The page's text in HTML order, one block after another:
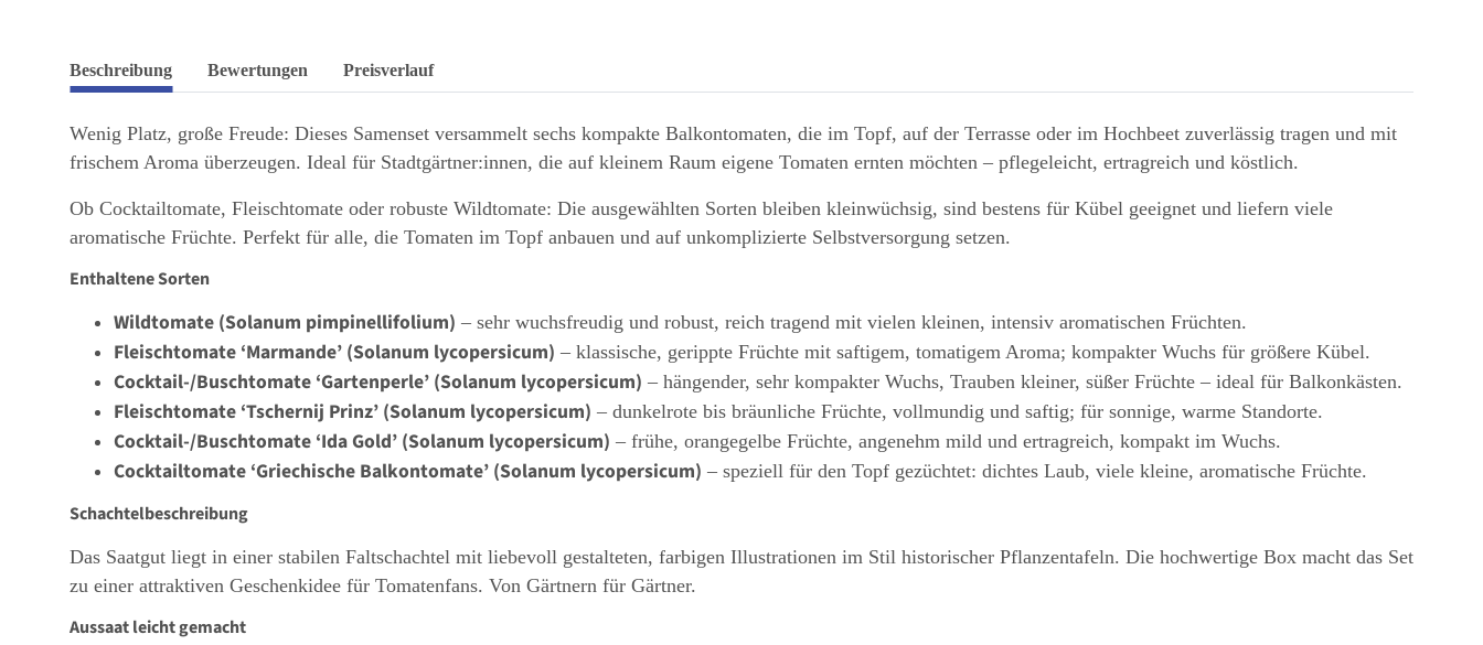
Beschreibung Bewertungen Preisverlauf
Wenig Platz, große Freude: Dieses Samenset versammelt sechs kompakte Balkontomaten, die im Topf, auf der Terrasse oder im Hochbeet zuverlässig tragen und mit
frischem Aroma überzeugen. Ideal für Stadtgärtner:innen, die auf kleinem Raum eigene Tomaten ernten möchten – pflegeleicht, ertragreich und köstlich.
Ob Cocktailtomate, Fleischtomate oder robuste Wildtomate: Die ausgewählten Sorten bleiben kleinwüchsig, sind bestens für Kübel geeignet und liefern viele
aromatische Früchte. Perfekt für alle, die Tomaten im Topf anbauen und auf unkomplizierte Selbstversorgung setzen.
Enthaltene Sorten
Wildtomate (Solanum pimpinellifolium) – sehr wuchsfreudig und robust, reich tragend mit vielen kleinen, intensiv aromatischen Früchten.
Fleischtomate ‘Marmande’ (Solanum lycopersicum) – klassische, gerippte Früchte mit saftigem, tomatigem Aroma; kompakter Wuchs für größere Kübel.
Cocktail-/Buschtomate ‘Gartenperle’ (Solanum lycopersicum) – hängender, sehr kompakter Wuchs, Trauben kleiner, süßer Früchte – ideal für Balkonkästen.
Fleischtomate ‘Tschernij Prinz’ (Solanum lycopersicum) – dunkelrote bis bräunliche Früchte, vollmundig und saftig; für sonnige, warme Standorte.
Cocktail-/Buschtomate ‘Ida Gold’ (Solanum lycopersicum) – frühe, orangegelbe Früchte, angenehm mild und ertragreich, kompakt im Wuchs.
Cocktailtomate ‘Griechische Balkontomate’ (Solanum lycopersicum) – speziell für den Topf gezüchtet: dichtes Laub, viele kleine, aromatische Früchte.
Schachtelbeschreibung
Das Saatgut liegt in einer stabilen Faltschachtel mit liebevoll gestalteten, farbigen Illustrationen im Stil historischer Pflanzentafeln. Die hochwertige Box macht das Set
zu einer attraktiven Geschenkidee für Tomatenfans. Von Gärtnern für Gärtner.
Aussaat leicht gemacht